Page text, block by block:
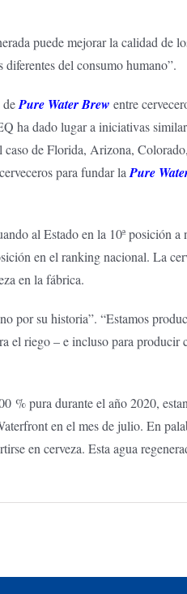
puede mejorar la calidad de
del consumo humano”.
Pure Water Brew entre
dado lugar a iniciativas
caso de Florida, Arizona,
para fundar la Pure
al Estado en la 10ª posición
en el ranking nacional. La
en la fábrica.
su historia”. “Estamos
el riego – e incluso para
% pura durante el año 2020,
en el mes de julio. En
en cerveza. Esta agua